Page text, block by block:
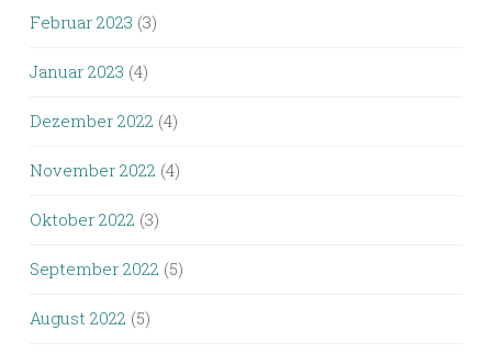
Februar 2023 (3)
Januar 2023 (4)
Dezember 2022 (4)
November 2022 (4)
Oktober 2022 (3)
September 2022 (5)
August 2022 (5)